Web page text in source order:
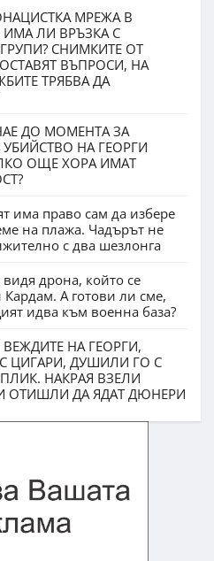
МРЕЖА В
ИМА ЛИ ВРЪЗКА С
СНИМКИТЕ ОТ
ВЪПРОСИ, НА
ТРЯБВА ДА
ДО МОМЕНТА ЗА
НА ГЕОРГИ
ОЩЕ ХОРА ИМАТ
има право сам да избере
на плажа. Чадърът не
с два шезлонга
дрона, който се
А готови ли сме,
идва към военна база?
НА ГЕОРГИ,
ЦИГАРИ, ДУШИЛИ ГО С
НАКРАЯ ВЗЕЛИ
ОТИШЛИ ДА ЯДАТ ДЮНЕРИ